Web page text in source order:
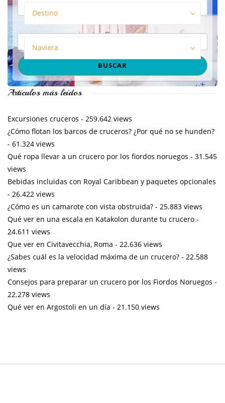
Destino
Naviera
Artículos más leídos
Excursiones cruceros - 259.642 views
¿Cómo flotan los barcos de cruceros? ¿Por qué no se hunden?
- 61.324 views
Qué ropa llevar a un crucero por los fiordos noruegos - 31.545
views
Bebidas incluidas con Royal Caribbean y paquetes opcionales
- 26.422 views
¿Cómo es un camarote con vista obstruida? - 25.883 views
Qué ver en una escala en Katakolon durante tu crucero -
24.611 views
Que ver en Civitavecchia, Roma - 22.636 views
¿Sabes cuál es la velocidad máxima de un crucero? - 22.588
views
Consejos para preparar un crucero por los Fiordos Noruegos -
22.278 views
Qué ver en Argostoli en un día - 21.150 views